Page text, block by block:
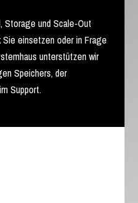
Storage und Scale-Out
Sie einsetzen oder in Frage
unterstützen wir
Speichers, der
Support.